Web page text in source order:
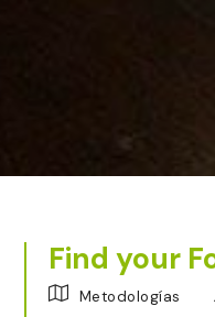
Find your
Metodologías